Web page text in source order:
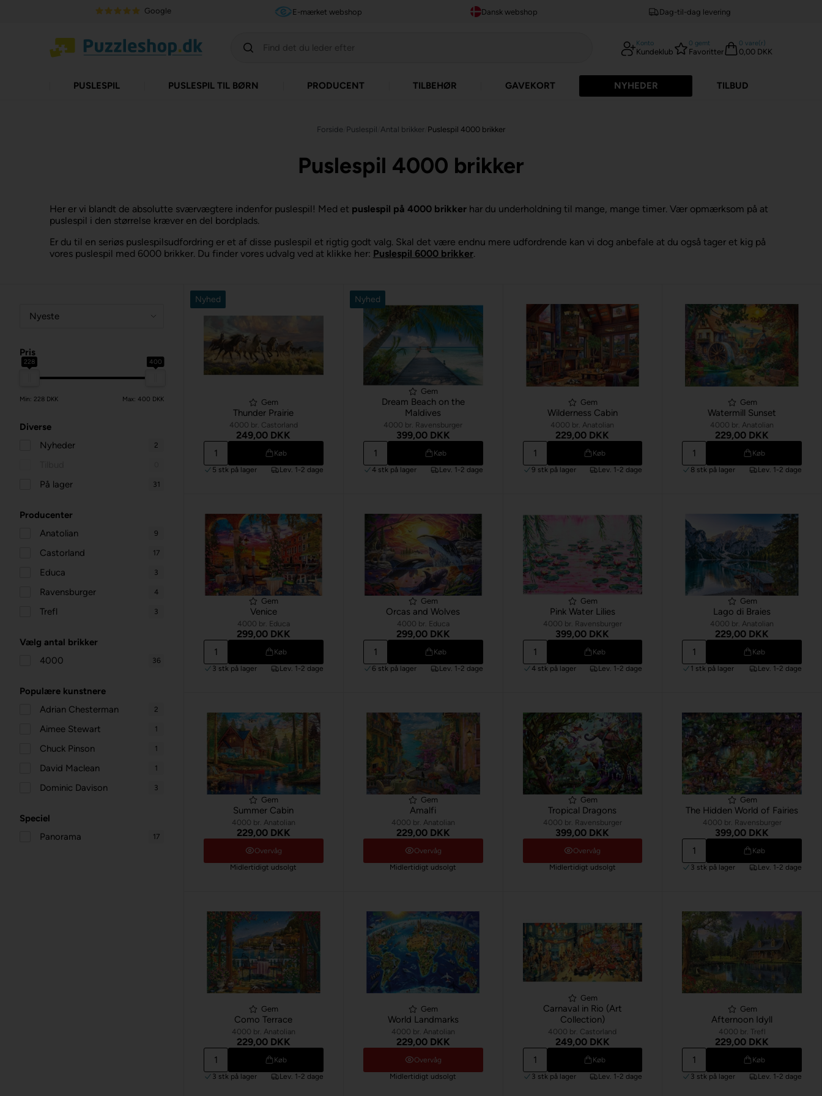
Google E-mærket webshop Dansk webshop Dag-til-dag levering
Konto
Kundeklub
0 gemt
Favoritter
0 vare(r)
0,00 DKK
PUSLESPIL PUSLESPIL TIL BØRN PRODUCENT TILBEHØR GAVEKORT NYHEDER TILBUD
Forside Puslespil Antal brikker Puslespil 4000 brikker
Puslespil 4000 brikker
Her er vi blandt de absolutte sværvægtere indenfor puslespil! Med et puslespil på 4000 brikkerhar du underholdning til mange, mange timer. Vær opmærksom på at
puslespil i den størrelse kræver en del bordplads.
Er du til en seriøs puslespilsudfordring er et af disse puslespil et rigtig godt valg. Skal det være endnu mere udfordrende kan vi dog anbefale at du også tager et kig på
vores puslespil med 6000 brikker. Du finder vores udvalg ved at klikke her: Puslespil 6000 brikker.
Pris
228 400
Min: 228 DKK Max: 400 DKK
Diverse
Nyheder
2
På lager 31
Producenter
Anatolian
9
Castorland 17
Educa 3
Ravensburger 4
Trefl 3
Vælg antal brikker
4000
36
Populære kunstnere
Adrian Chesterman
2
Aimee Stewart 1
Chuck Pinson 1
David Maclean 1
Dominic Davison 3
Speciel
Panorama
17
Nyhed
Gem
Thunder Prairie
4000 br. Castorland
249,00 DKK
Køb
5 stk på lager Lev. 1-2 dage
Nyhed
Gem
Dream Beach on the
Maldives
4000 br. Ravensburger
399,00 DKK
Køb
4 stk på lager Lev. 1-2 dage
Gem
Wilderness Cabin
4000 br. Anatolian
229,00 DKK
Køb
9 stk på lager Lev. 1-2 dage
Gem
Watermill Sunset
4000 br. Anatolian
229,00 DKK
Køb
8 stk på lager Lev. 1-2 dage
Gem
Venice
4000 br. Educa
299,00 DKK
Køb
3 stk på lager Lev. 1-2 dage
Gem
Orcas and Wolves
4000 br. Educa
299,00 DKK
Køb
6 stk på lager Lev. 1-2 dage
Gem
Pink Water Lilies
4000 br. Ravensburger
399,00 DKK
Køb
4 stk på lager Lev. 1-2 dage
Gem
Lago di Braies
4000 br. Anatolian
229,00 DKK
Køb
1 stk på lager Lev. 1-2 dage
Gem
Summer Cabin
4000 br. Anatolian
229,00 DKK
Overvåg
Midlertidigt udsolgt
Gem
Amalfi
4000 br. Anatolian
229,00 DKK
Overvåg
Midlertidigt udsolgt
Gem
Tropical Dragons
4000 br. Ravensburger
399,00 DKK
Overvåg
Midlertidigt udsolgt
Gem
The Hidden World of Fairies
4000 br. Ravensburger
399,00 DKK
Køb
3 stk på lager Lev. 1-2 dage
Gem
Como Terrace
4000 br. Anatolian
229,00 DKK
Køb
3 stk på lager Lev. 1-2 dage
Gem
World Landmarks
4000 br. Anatolian
229,00 DKK
Overvåg
Midlertidigt udsolgt
Gem
Carnaval in Rio (Art
Collection)
4000 br. Castorland
249,00 DKK
Køb
3 stk på lager Lev. 1-2 dage
Gem
Afternoon Idyll
4000 br. Trefl
229,00 DKK
Køb
3 stk på lager Lev. 1-2 dage